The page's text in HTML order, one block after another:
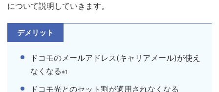
について説明していきます。
デメリット
ドコモのメールアドレス(キャリアメール)が使え
なくなる※1
ドコモ光とのセット割が適用されなくなる